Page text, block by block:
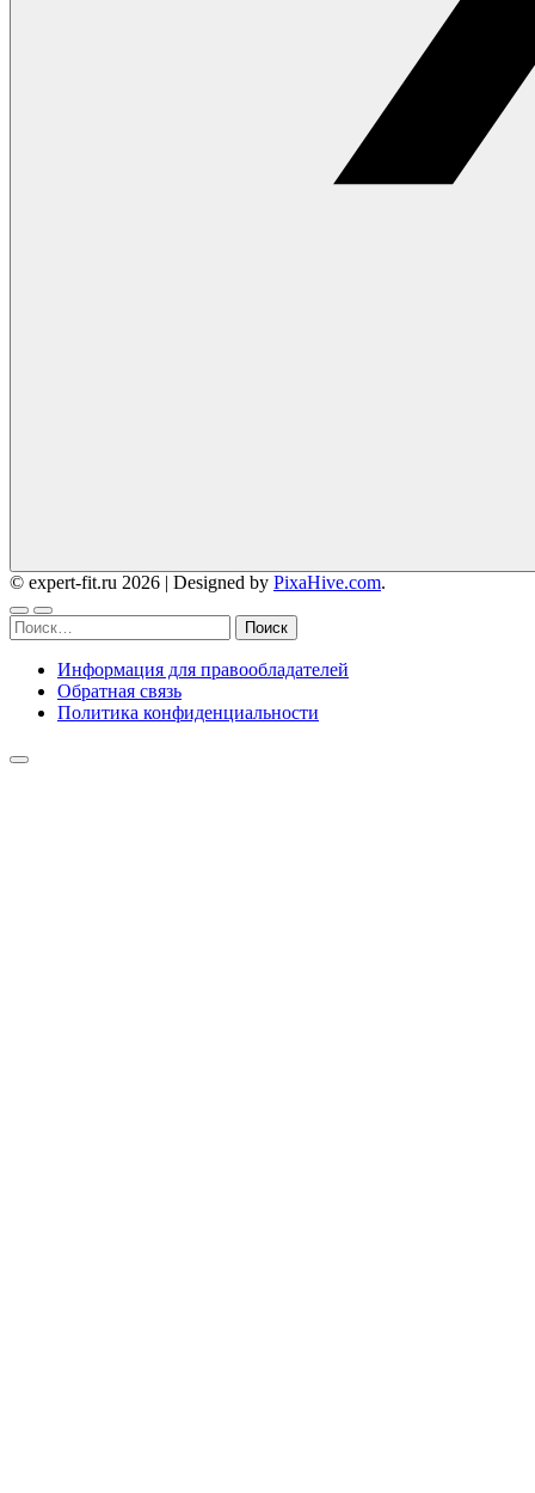
© expert-fit.ru 2026 | Designed by PixaHive.com.
Найти:
Информация для правообладателей
Обратная связь
Политика конфиденциальности